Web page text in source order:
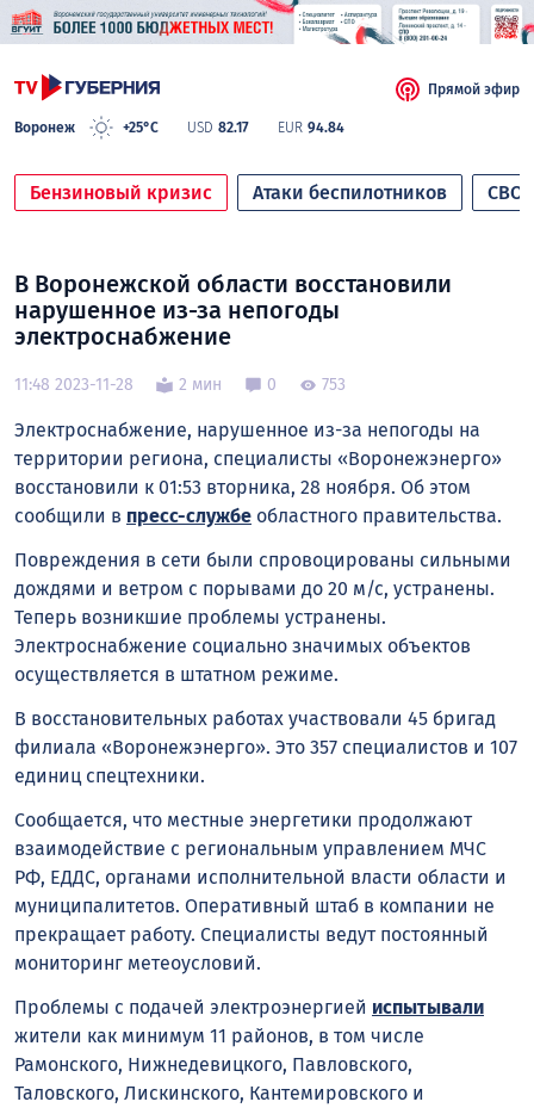
Воронеж +25°C USD 82.17 EUR 94.84
Прямой эфир
Бензиновый кризис Атаки беспилотников СВО
В Воронежской области восстановили
нарушенное из-за непогоды
электроснабжение
11:48 2023-11-28 2 мин 0 753
Электроснабжение, нарушенное из-за непогоды на
территории региона, специалисты «Воронежэнерго»
восстановили к 01:53 вторника, 28 ноября. Об этом
сообщили в пресс-службе областного правительства.
Повреждения в сети были спровоцированы сильными
дождями и ветром с порывами до 20 м/с, устранены.
Теперь возникшие проблемы устранены.
Электроснабжение социально значимых объектов
осуществляется в штатном режиме.
В восстановительных работах участвовали 45 бригад
филиала «Воронежэнерго». Это 357 специалистов и 107
единиц спецтехники.
Сообщается, что местные энергетики продолжают
взаимодействие с региональным управлением МЧС
РФ, ЕДДС, органами исполнительной власти области и
муниципалитетов. Оперативный штаб в компании не
прекращает работу. Специалисты ведут постоянный
мониторинг метеоусловий.
Проблемы с подачей электроэнергией испытывали
жители как минимум 11 районов, в том числе
Рамонского, Нижнедевицкого, Павловского,
Таловского, Лискинского, Кантемировского и